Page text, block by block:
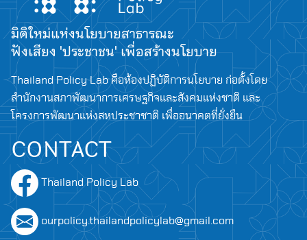
มิติใหม่แห่งนโยบายสาธารณะ
ฟังเสียง 'ประชาชน' เพื่อสร้างนโยบาย
Thailand Policy Lab คือห้องปฏิบัติการนโยบาย ก่อตั้งโดย
สำนักงานสภาพัฒนาการเศรษฐกิจและสังคมแห่งชาติ และ
โครงการพัฒนาแห่งสหประชาชาติ เพื่ออนาคตที่ยั่งยืน
CONTACT
Thailand Policy Lab
ourpolicy.thailandpolicylab@gmail.com